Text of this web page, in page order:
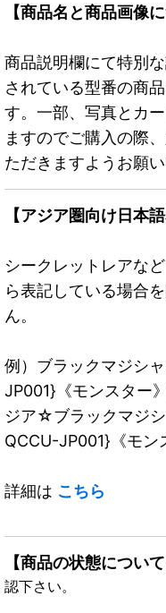
【商品名と商品画像に
商品説明欄にて特別
されている型番の商
す。一部、写真とカ
ますのでご購入の際
ただきますようお願い
【アジア圏向け日本
シークレットレアな
ら表記している場合
ん。
例）ブラックマジシ
JP001}《モンスター
ジア☆ブラックマジ
QCCU-JP001}《モン
詳細は こちら
【商品の状態について
認下さい。